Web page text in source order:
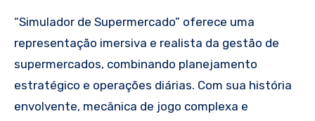
“Simulador de Supermercado” oferece uma
representação imersiva e realista da gestão de
supermercados, combinando planejamento
estratégico e operações diárias. Com sua história
envolvente, mecânica de jogo complexa e